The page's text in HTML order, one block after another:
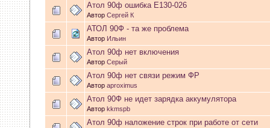
04 Апреля 2026, 23:05:03
GenKass:
Я опять со
тех.обнуление в Атол-11ф,
драйвер не видит ККТ.
04 Апреля 2026, 10:55:29
Атол 90ф ошибка Е130-026
Автор Сергей К
АТОЛ 90Ф - та же проблема
Автор Ильин
Атол 90ф нет включения
Автор Серый
Атол 90ф нет связи режим ФР
Автор aproximus
Атол 90Ф не идет зарядка аккумулятора
Автор kkmspb
Атол 90ф наложение строк при работе от сети